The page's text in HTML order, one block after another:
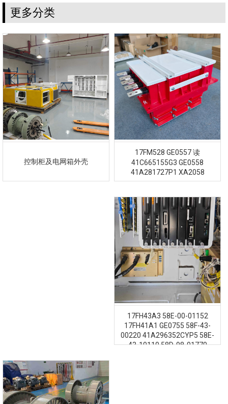
更多分类
控制柜及电网箱外壳
17FM528 GE0557 读
41C665155G3 GE0558
41A281727P1 XA2058
17FH43A3 58E-00-01152
17FH41A1 GE0755 58F-43-
00220 41A296352CYP5 58E-
43-10110 58D-98-01770